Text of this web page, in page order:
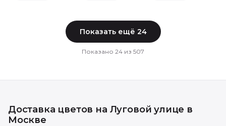
Показать ещё 24
Показано 24 из 507
Доставка цветов на Луговой улице в
Москве